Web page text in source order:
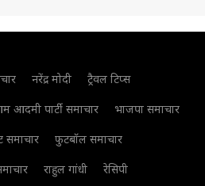
नरेंद्र मोदी
ट्रैवल टिप्स
आदमी पार्टी समाचार
भाजपा समाचार
समाचार
फुटबॉल समाचार
राहुल गांधी रेसिपी